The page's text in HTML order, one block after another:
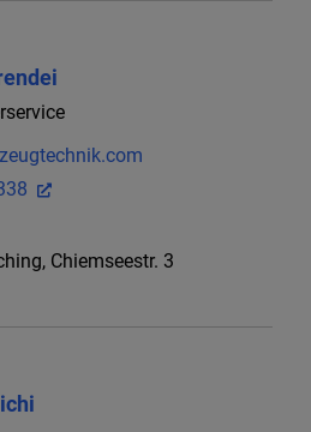
, Chiemseestr. 3